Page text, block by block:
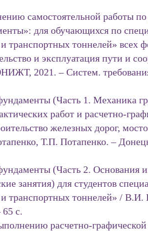
самостоятельной работы
для обучающихся по
транспортных тоннелей» всех
и эксплуатация пути и
2021. – Систем.
(Часть 1. Механика
работ и расчетно-
железных дорог,
Т.П. Потапенко. –
(Часть 2. Основания
занятия) для студентов
транспортных тоннелей» /
с.
расчетно-